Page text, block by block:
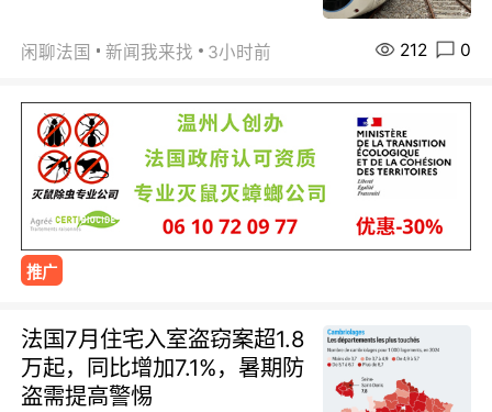
闲聊法国 新闻我来找 3小时前 212 0
推广
法国7月住宅入室盗窃案超1.8
万起，同比增加7.1%，暑期防
盗需提高警惕